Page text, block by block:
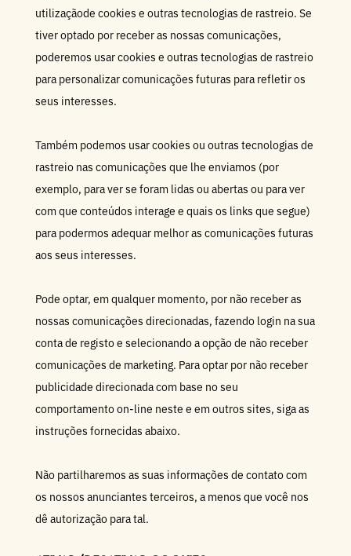
utilizaçãode cookies e outras tecnologias de rastreio. Se
tiver optado por receber as nossas comunicações,
poderemos usar cookies e outras tecnologias de rastreio
para personalizar comunicações futuras para refletir os
seus interesses.
Também podemos usar cookies ou outras tecnologias de
rastreio nas comunicações que lhe enviamos (por
exemplo, para ver se foram lidas ou abertas ou para ver
com que conteúdos interage e quais os links que segue)
para podermos adequar melhor as comunicações futuras
aos seus interesses.
Pode optar, em qualquer momento, por não receber as
nossas comunicações direcionadas, fazendo login na sua
conta de registo e selecionando a opção de não receber
comunicações de marketing. Para optar por não receber
publicidade direcionada com base no seu
comportamento on-line neste e em outros sites, siga as
instruções fornecidas abaixo.
Não partilharemos as suas informações de contato com
os nossos anunciantes terceiros, a menos que você nos
dê autorização para tal.